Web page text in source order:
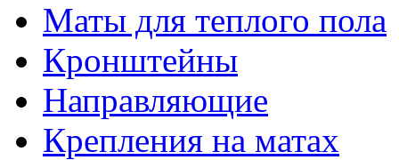
Маты для теплого пола
Кронштейны
Направляющие
Крепления на матах